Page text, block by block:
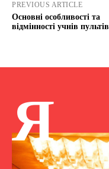
PREVIOUS ARTICLE
Основні особливості та
відмінності учнів пультів
Я